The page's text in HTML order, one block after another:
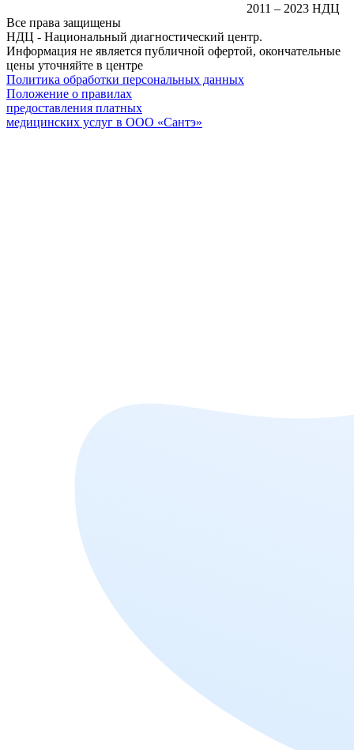
2011 – 2023 НДЦ
Все права защищены
НДЦ - Национальный диагностический центр.
Информация не является публичной офертой, окончательные
цены уточняйте в центре
Политика обработки персональных данных
Положение о правилах
предоставления платных
медицинских услуг в ООО «Сантэ»